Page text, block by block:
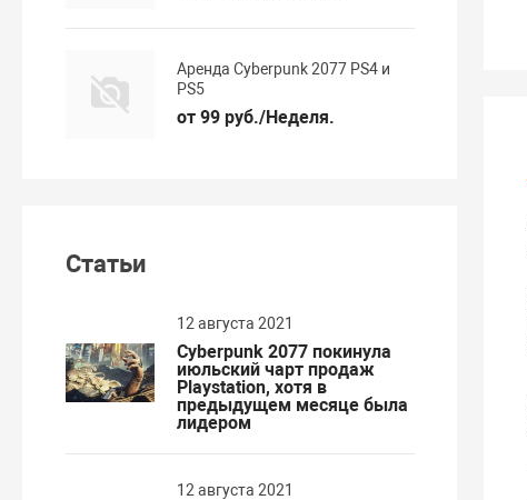
Аренда Cyberpunk 2077 PS4 и
PS5
от 99 руб./Неделя.
Статьи
12 августа 2021
Cyberpunk 2077 покинула
июльский чарт продаж
Playstation, хотя в
предыдущем месяце была
лидером
12 августа 2021